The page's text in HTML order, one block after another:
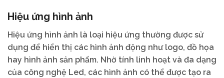
Hiệu ứng hình ảnh
Hiệu ứng hình ảnh là loại hiệu ứng thường được sử
dụng để hiển thị các hình ảnh động như logo, đồ họa
hay hình ảnh sản phẩm. Nhờ tính linh hoạt và đa dạng
của công nghệ Led, các hình ảnh có thể được tạo ra